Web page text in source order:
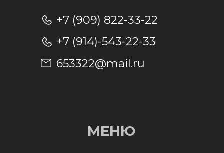
Отправляя заявку, я даю согласие на
обработку персональных данных